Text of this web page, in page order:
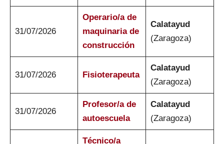
31/07/2026
Operario/a de
maquinaria de
construcción
Calatayud
(Zaragoza)
31/07/2026 Fisioterapeuta
Calatayud
(Zaragoza)
31/07/2026
Profesor/a de
autoescuela
Calatayud
(Zaragoza)
Técnico/a